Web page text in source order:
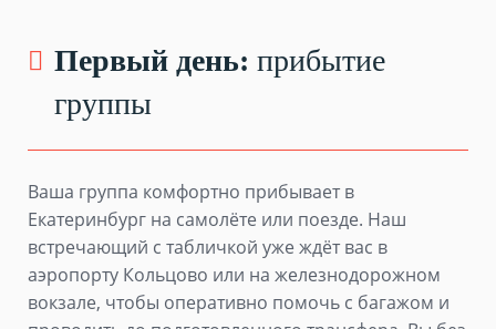
Первый день: прибытие
группы
Ваша группа комфортно прибывает в
Екатеринбург на самолёте или поезде. Наш
встречающий с табличкой уже ждёт вас в
аэропорту Кольцово или на железнодорожном
вокзале, чтобы оперативно помочь с багажом и